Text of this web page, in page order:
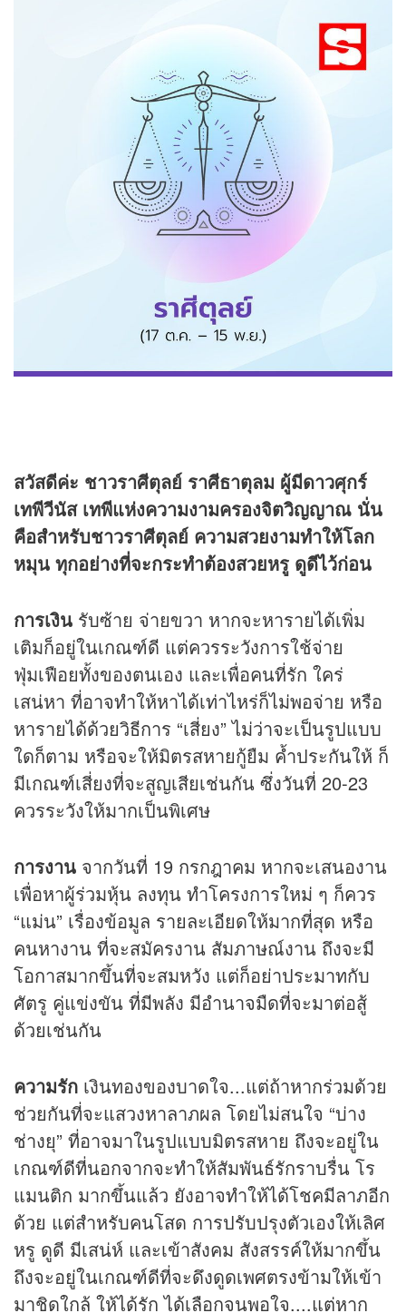
สวัสดีค่ะ ชาวราศีตุลย์ ราศีธาตุลม ผู้มีดาวศุกร์
เทพีวีนัส เทพีแห่งความงามครองจิตวิญญาณ นั่น
คือสำหรับชาวราศีตุลย์ ความสวยงามทำให้โลก
หมุน ทุกอย่างที่จะกระทำต้องสวยหรู ดูดีไว้ก่อน
การเงิน รับซ้าย จ่ายขวา หากจะหารายได้เพิ่ม
เติมก็อยู่ในเกณฑ์ดี แต่ควรระวังการใช้จ่าย
ฟุ่มเฟือยทั้งของตนเอง และเพื่อคนที่รัก ใคร่
เสน่หา ที่อาจทำให้หาได้เท่าไหร่ก็ไม่พอจ่าย หรือ
หารายได้ด้วยวิธีการ “เสี่ยง” ไม่ว่าจะเป็นรูปแบบ
ใดก็ตาม หรือจะให้มิตรสหายกู้ยืม ค้ำประกันให้ ก็
มีเกณฑ์เสี่ยงที่จะสูญเสียเช่นกัน ซึ่งวันที่ 20-23
ควรระวังให้มากเป็นพิเศษ
การงาน จากวันที่ 19 กรกฎาคม หากจะเสนองาน
เพื่อหาผู้ร่วมหุ้น ลงทุน ทำโครงการใหม่ ๆ ก็ควร
“แม่น” เรื่องข้อมูล รายละเอียดให้มากที่สุด หรือ
คนหางาน ที่จะสมัครงาน สัมภาษณ์งาน ถึงจะมี
โอกาสมากขึ้นที่จะสมหวัง แต่ก็อย่าประมาทกับ
ศัตรู คู่แข่งขัน ที่มีพลัง มีอำนาจมืดที่จะมาต่อสู้
ด้วยเช่นกัน
ความรัก เงินทองของบาดใจ...แต่ถ้าหากร่วมด้วย
ช่วยกันที่จะแสวงหาลาภผล โดยไม่สนใจ “บ่าง
ช่างยุ” ที่อาจมาในรูปแบบมิตรสหาย ถึงจะอยู่ใน
เกณฑ์ดีที่นอกจากจะทำให้สัมพันธ์รักราบรื่น โร
แมนติก มากขึ้นแล้ว ยังอาจทำให้ได้โชคมีลาภอีก
ด้วย แต่สำหรับคนโสด การปรับปรุงตัวเองให้เลิศ
หรู ดูดี มีเสน่ห์ และเข้าสังคม สังสรรค์ให้มากขึ้น
ถึงจะอยู่ในเกณฑ์ดีที่จะดึงดูดเพศตรงข้ามให้เข้า
มาชิดใกล้ ให้ได้รัก ได้เลือกจนพอใจ....แต่หาก